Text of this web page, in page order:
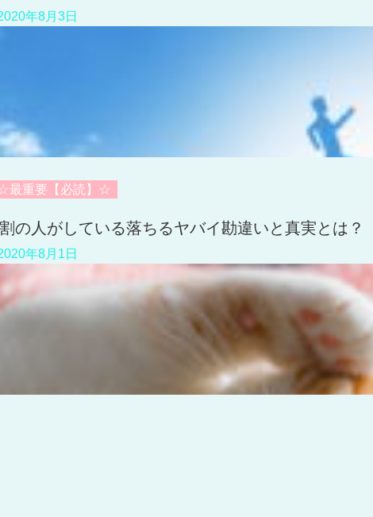
年8月3日
最重要【必読】☆
の人がしている落ちるヤバイ勘違いと真実とは？
年8月1日